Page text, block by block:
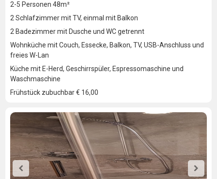
2-5 Personen 48m²
2 Schlafzimmer mit TV, einmal mit Balkon
2 Badezimmer mit Dusche und WC getrennt
Wohnküche mit Couch, Essecke, Balkon, TV, USB-Anschluss und
freies W-Lan
Küche mit E-Herd, Geschirrspüler, Espressomaschine und
Waschmaschine
Frühstück zubuchbar € 16,00